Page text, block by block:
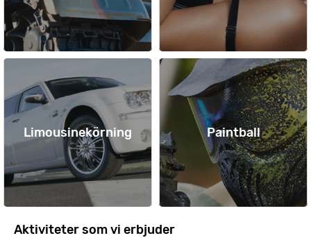
Limousinekörning Paintball
Aktiviteter som vi erbjuder